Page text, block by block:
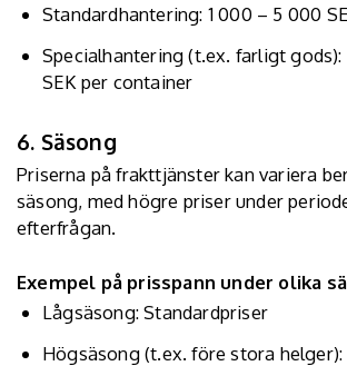
Standardhantering: 1 000 – 5 000
Specialhantering (t.ex. farligt gods):
SEK per container
6. Säsong
Priserna på frakttjänster kan variera
säsong, med högre priser under
efterfrågan.
Exempel på prisspann under olika
Lågsäsong: Standardpriser
Högsäsong (t.ex. före stora helger):